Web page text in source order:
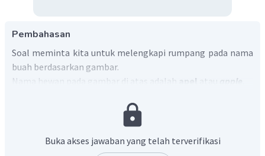
Pembahasan
Soal meminta kita untuk melengkapi rumpang pada nama
buah berdasarkan gambar.
Nama hewan pada gambar di atas adalah
apel atau apple
Buka akses jawaban yang telah terverifikasi